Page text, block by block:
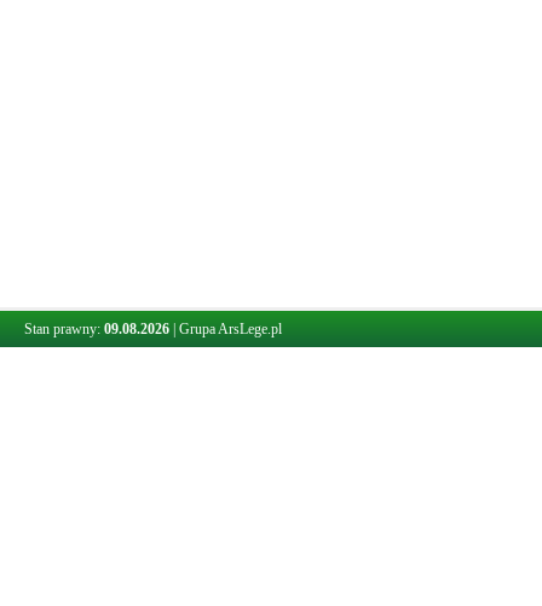
Stan prawny: 09.08.2026 Grupa ArsLege.pl